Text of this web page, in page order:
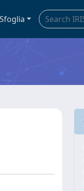
Sfoglia